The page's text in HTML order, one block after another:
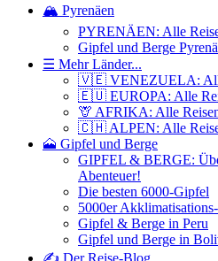
🏔️ Pyrenäen
PYRENÄEN: Alle
Gipfel und Berge
☰ Mehr Länder...
🇻🇪 VENEZUELA:
🇪🇺 EUROPA: Alle
🦒 AFRIKA: Alle
🇨🇭 ALPEN: Alle
🗻 Gipfel und Berge
GIPFEL & BERGE:
Abenteuer!
Die besten 6000-Gipfel
5000er
Gipfel & Berge in Peru
Gipfel und Berge in
✍️ Der Reise-Blog